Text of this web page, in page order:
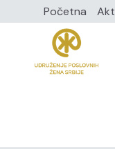
Početna